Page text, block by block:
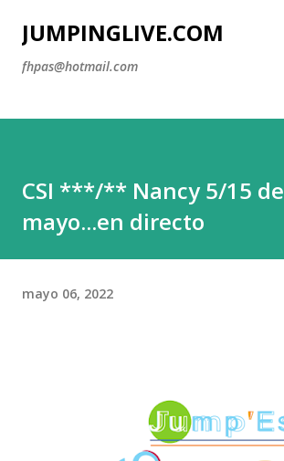
Ir al contenido principal
JUMPINGLIVE.COM
fhpas@hotmail.com
CSI ***/** Nancy 5/15 de
mayo...en directo
mayo 06, 2022